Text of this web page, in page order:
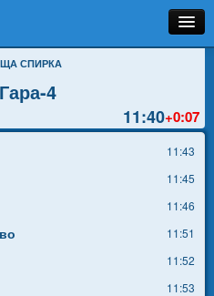
СПИРКА
4
11:40+0:07
11:43
11:45
11:46
11:51
11:52
11:53